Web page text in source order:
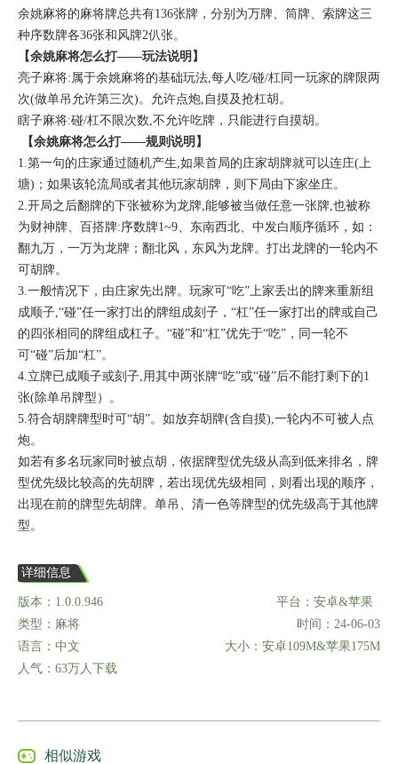
余姚麻将的麻将牌总共有136张牌，分别为万牌、筒牌、索牌这三
种序数牌各36张和风牌2仈张。
【余姚麻将怎么打——玩法说明】
亮子麻将:属于余姚麻将的基础玩法,每人吃/碰/杠同一玩家的牌限两
次(做单吊允许第三次)。允许点炮,自摸及抢杠胡。
瞎子麻将:碰/杠不限次数,不允许吃牌，只能进行自摸胡。
【余姚麻将怎么打——规则说明】
1.第一句的庄家通过随机产生,如果首局的庄家胡牌就可以连庄(上
塘)；如果该轮流局或者其他玩家胡牌，则下局由下家坐庄。
2.开局之后翻牌的下张被称为龙牌,能够被当做任意一张牌,也被称
为财神牌、百搭牌:序数牌1~9、东南西北、中发白顺序循环，如：
翻九万，一万为龙牌；翻北风，东风为龙牌。打出龙牌的一轮内不
可胡牌。
3.一般情况下，由庄家先出牌。玩家可“吃”上家丢出的牌来重新组
成顺子,“碰”任一家打出的牌组成刻子，“杠”任一家打出的牌或自己
的四张相同的牌组成杠子。“碰”和“杠”优先于“吃”，同一轮不
可“碰”后加“杠”。
4.立牌已成顺子或刻子,用其中两张牌“吃”或“碰”后不能打剩下的1
张(除单吊牌型）。
5.符合胡牌牌型时可“胡”。如放弃胡牌(含自摸),一轮内不可被人点
炮。
如若有多名玩家同时被点胡，依据牌型优先级从高到低来排名，牌
型优先级比较高的先胡牌，若出现优先级相同，则看出现的顺序，
出现在前的牌型先胡牌。单吊、清一色等牌型的优先级高于其他牌
型。
详细信息
版本：1.0.0.946
平台：安卓&苹果
类型：麻将
时间：24-06-03
语言：中文
大小：安卓109M&苹果175M
人气：63万人下载
相似游戏